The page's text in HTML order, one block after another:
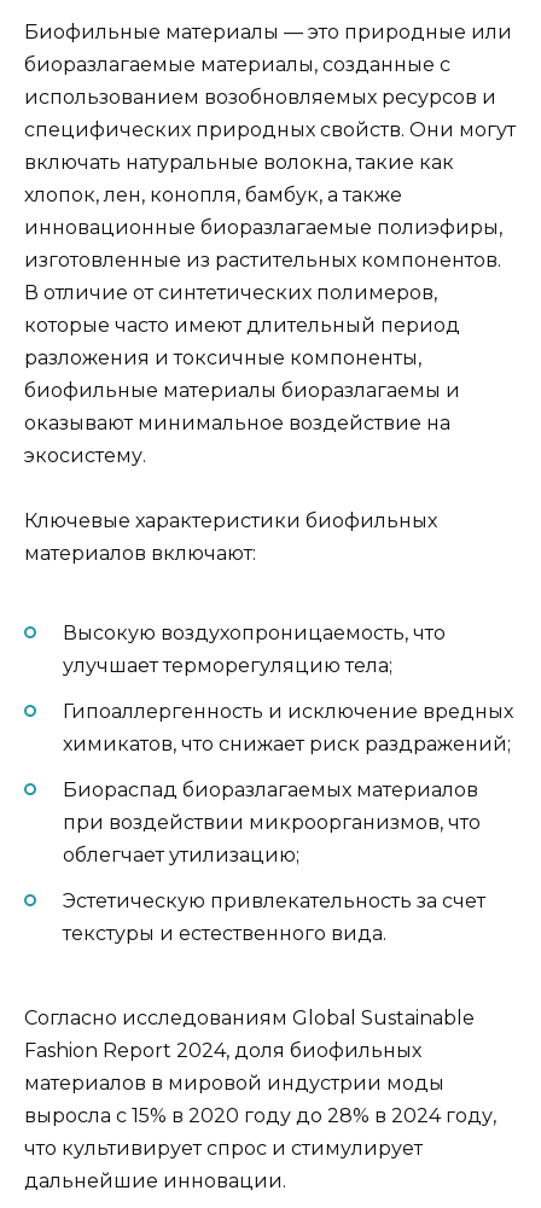
Биофильные материалы — это природные или
биоразлагаемые материалы, созданные с
использованием возобновляемых ресурсов и
специфических природных свойств. Они могут
включать натуральные волокна, такие как
хлопок, лен, конопля, бамбук, а также
инновационные биоразлагаемые полиэфиры,
изготовленные из растительных компонентов.
В отличие от синтетических полимеров,
которые часто имеют длительный период
разложения и токсичные компоненты,
биофильные материалы биоразлагаемы и
оказывают минимальное воздействие на
экосистему.
Ключевые характеристики биофильных
материалов включают:
Высокую воздухопроницаемость, что
улучшает терморегуляцию тела;
Гипоаллергенность и исключение вредных
химикатов, что снижает риск раздражений;
Биораспад биоразлагаемых материалов
при воздействии микроорганизмов, что
облегчает утилизацию;
Эстетическую привлекательность за счет
текстуры и естественного вида.
Согласно исследованиям Global Sustainable
Fashion Report 2024, доля биофильных
материалов в мировой индустрии моды
выросла с 15% в 2020 году до 28% в 2024 году,
что культивирует спрос и стимулирует
дальнейшие инновации.